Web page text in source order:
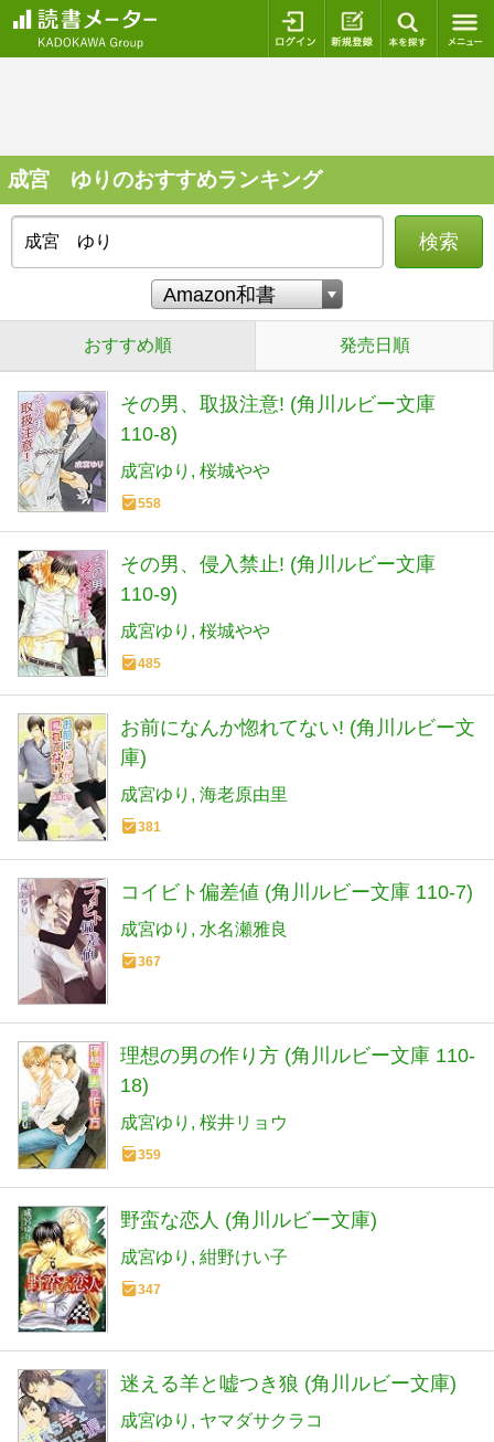
ログイン 新規登録
成宮 ゆりのおすすめランキング
検索
おすすめ順 発売日順
その男、取扱注意! (角川ルビー文庫
110-8)
成宮ゆり 桜城やや
558
その男、侵入禁止! (角川ルビー文庫
110-9)
成宮ゆり 桜城やや
485
お前になんか惚れてない! (角川ルビー文
庫)
成宮ゆり 海老原由里
381
コイビト偏差値 (角川ルビー文庫 110-7)
成宮ゆり 水名瀬雅良
367
理想の男の作り方 (角川ルビー文庫 110-
18)
成宮ゆり 桜井リョウ
359
野蛮な恋人 (角川ルビー文庫)
成宮ゆり 紺野けい子
347
迷える羊と嘘つき狼 (角川ルビー文庫)
成宮ゆり ヤマダサクラコ